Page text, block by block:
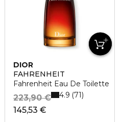
DIOR
FAHRENHEIT
Fahrenheit Eau De Toilette
145,53 €
223,90 € 4.9 71